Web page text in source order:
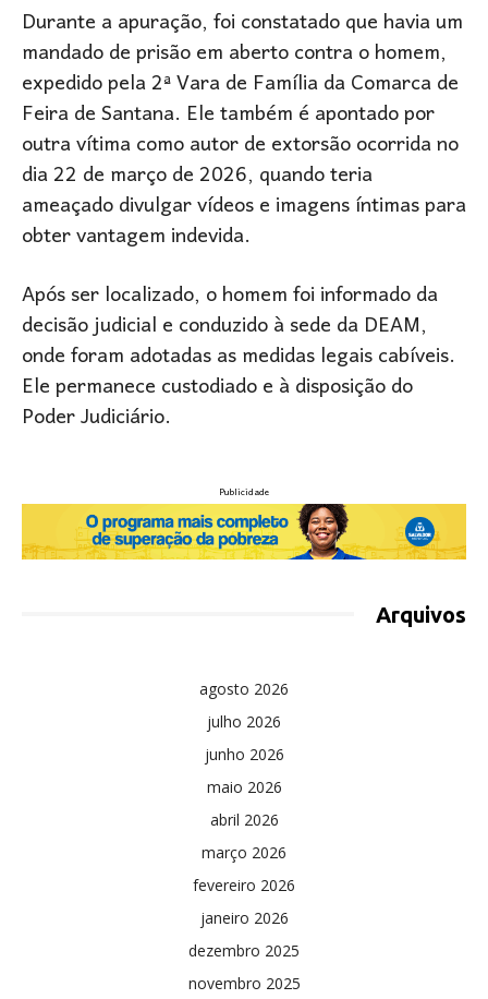
Durante a apuração, foi constatado que havia um
mandado de prisão em aberto contra o homem,
expedido pela 2ª Vara de Família da Comarca de
Feira de Santana. Ele também é apontado por
outra vítima como autor de extorsão ocorrida no
dia 22 de março de 2026, quando teria
ameaçado divulgar vídeos e imagens íntimas para
obter vantagem indevida.
Após ser localizado, o homem foi informado da
decisão judicial e conduzido à sede da DEAM,
onde foram adotadas as medidas legais cabíveis.
Ele permanece custodiado e à disposição do
Poder Judiciário.
Publicidade
Arquivos
agosto 2026
julho 2026
junho 2026
maio 2026
abril 2026
março 2026
fevereiro 2026
janeiro 2026
dezembro 2025
novembro 2025